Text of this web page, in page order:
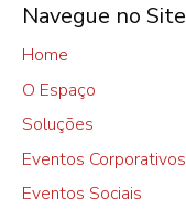
Navegue no Site
Home
O Espaço
Soluções
Eventos Corporativos
Eventos Sociais